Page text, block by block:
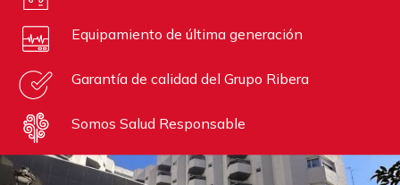
Equipamiento de última generación
Garantía de calidad del Grupo Ribera
Somos Salud Responsable